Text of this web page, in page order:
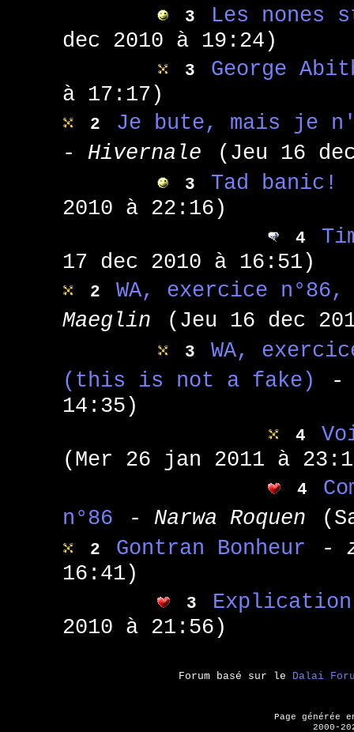
3
Les
dec 2010 à 19:24)
3
George
à 17:17)
2
Je bute, mais je
- Hivernale
(Jeu 16
3 Tad banic!
2010 à 22:16)
4
17 dec 2010 à 16:51)
2
WA, exercice
Maeglin
(Jeu 16 dec
3
WA,
(this is not a fake)
-
14:35)
4
(Mer 26 jan 2011 à
4
n°86
- Narwa Roquen
2 Gontran Bonheur
-
16:41)
3
Explication
2010 à 21:56)
Forum basé sur le Dalai
Page générée
2000-